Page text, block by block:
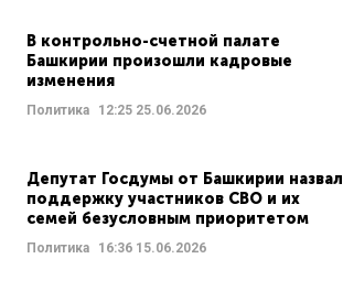
В контрольно-счетной палате
Башкирии произошли кадровые
изменения
Политика 12:25 25.06.2026
Депутат Госдумы от Башкирии назвал
поддержку участников СВО и их
семей безусловным приоритетом
Политика 16:36 15.06.2026